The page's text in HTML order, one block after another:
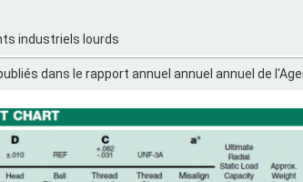
industriels lourds
dans le rapport annuel annuel annuel de